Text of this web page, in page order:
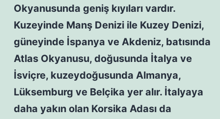
Okyanusunda geniş kıyıları vardır.
Kuzeyinde Manş Denizi ile Kuzey Denizi,
güneyinde İspanya ve Akdeniz, batısında
Atlas Okyanusu, doğusunda İtalya ve
İsviçre, kuzeydoğusunda Almanya,
Lüksemburg ve Belçika yer alır. İtalyaya
daha yakın olan Korsika Adası da